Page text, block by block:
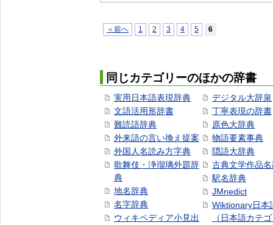
＜前へ 1 2 3 4 5 6
同じカテゴリーのほかの辞書
実用日本語表現辞典
文語活用形辞書
難読語辞典
外来語の言い換え提案
外国人名読み方字典
歌舞伎・浄瑠璃外題辞
典
地名辞典
名字辞典
ウィキペディア小見出
デジタル大辞泉
丁寧表現の辞書
原色大辞典
物語要素事典
隠語大辞典
古典文学作品
駅名辞典
JMnedict
Wiktionary日本
（日本語カテ